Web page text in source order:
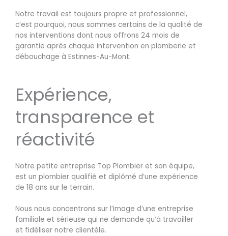
Notre travail est toujours propre et professionnel,
c’est pourquoi, nous sommes certains de la qualité de
nos interventions dont nous offrons 24 mois de
garantie après chaque intervention en plomberie et
débouchage à Estinnes-Au-Mont.
Expérience,
transparence et
réactivité
Notre petite entreprise Top Plombier et son équipe,
est un plombier qualifié et diplômé d’une expérience
de 18 ans sur le terrain.
Nous nous concentrons sur l’image d’une entreprise
familiale et sérieuse qui ne demande qu’à travailler
et fidéliser notre clientèle.